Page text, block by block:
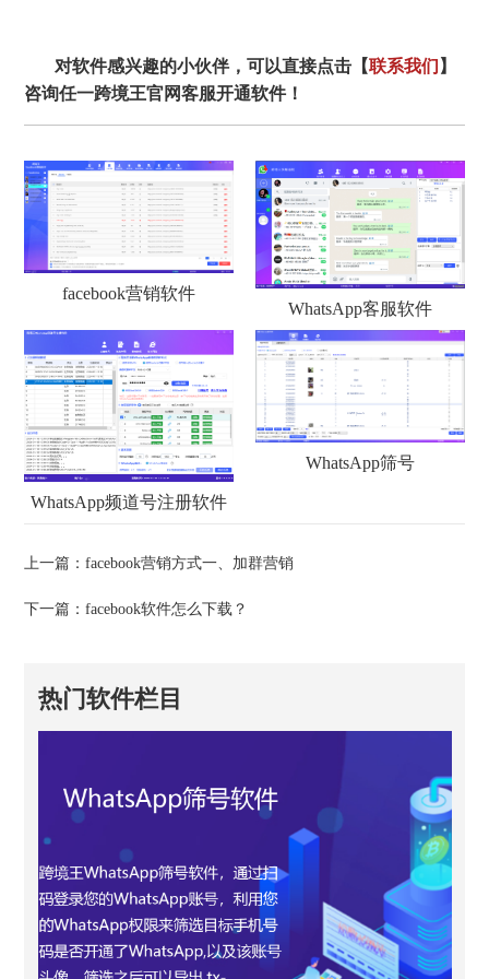
对软件感兴趣的小伙伴，可以直接点击【联系我们 】
咨询任一跨境王官网客服开通软件！
facebook营销软件
WhatsApp客服软件
WhatsApp频道号注册软件
WhatsApp筛号
上一篇：facebook营销方式一、加群营销
下一篇：facebook软件怎么下载？
热门软件栏目